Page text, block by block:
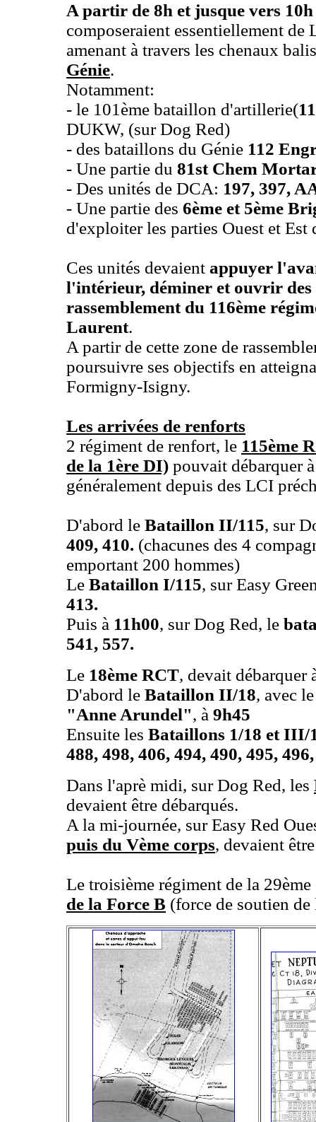
A partir de 8h et jusque vers 10h
composeraient essentiellement
amenant à travers les chenaux
Génie.
Notamment:
- le 101ème bataillon d'artillerie(
DUKW, (sur Dog Red)
- des bataillons du Génie 112
- Une partie du 81st Chem
- Des unités de DCA: 197, 397,
- Une partie des 6ème et 5ème
d'exploiter les parties Ouest et Est
Ces unités devaient appuyer
l'intérieur, déminer et ouvrir des
rassemblement du 116ème
Laurent.
A partir de cette zone de
poursuivre ses objectifs en
Formigny-Isigny.
Les arrivées de renforts
2 régiment de renfort, le 115ème
de la 1ère DI) pouvait débarquer
généralement depuis des LCI
D'abord le Bataillon II/115, sur
409, 410. (chacunes des 4
emportant 200 hommes)
Le Bataillon I/115, sur Easy
413.
Puis à 11h00, sur Dog Red, le
541, 557.
Le 18ème RCT, devait débarquer
D'abord le Bataillon II/18, avec
"Anne Arundel", à 9h45
Ensuite les Bataillons 1/18 et III/
488, 498, 406, 494, 490, 495,
Dans l'aprè midi, sur Dog Red, les
devaient être débarqués.
A la mi-journée, sur Easy Red
puis du Vème corps, devaient
Le troisième régiment de la
de la Force B (force de soutien